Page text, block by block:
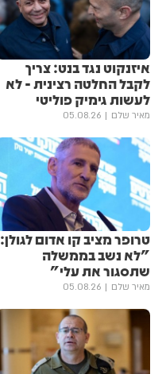
איזנקוט נגד בנט: צריך
לקבל החלטה רצינית - לא
לעשות גימיק פוליטי
מאיר שלם 05.08.26
טרופר מציב קו אדום לגולן:
"לא נשב בממשלה
שתסגור את עלי"
מאיר שלם 05.08.26